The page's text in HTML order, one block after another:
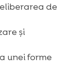
de
și
unei forme